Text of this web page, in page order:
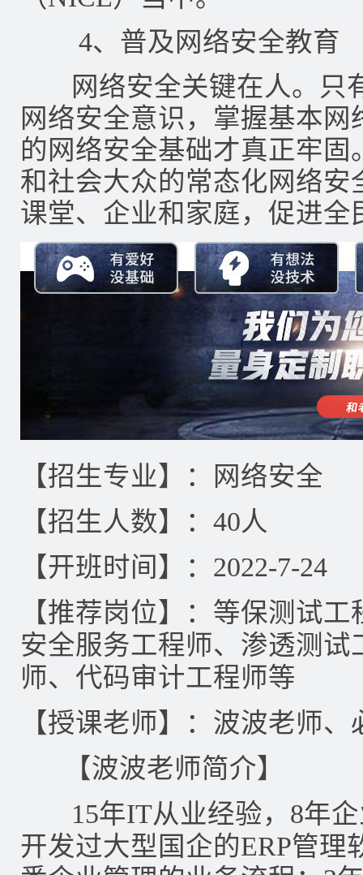
4、普及网络安全教育
网络安全关键在人。只
网络安全意识，掌握基本
的网络安全基础才真正牢
和社会大众的常态化网络
课堂、企业和家庭，促进
【招生专业】：网络安全
【招生人数】：40人
【开班时间】：2022-7-24
【推荐岗位】：等保测试
安全服务工程师、渗透测
师、代码审计工程师等
【授课老师】：波波老师
【波波老师简介】
15年IT从业经验，8年企
开发过大型国企的ERP管理